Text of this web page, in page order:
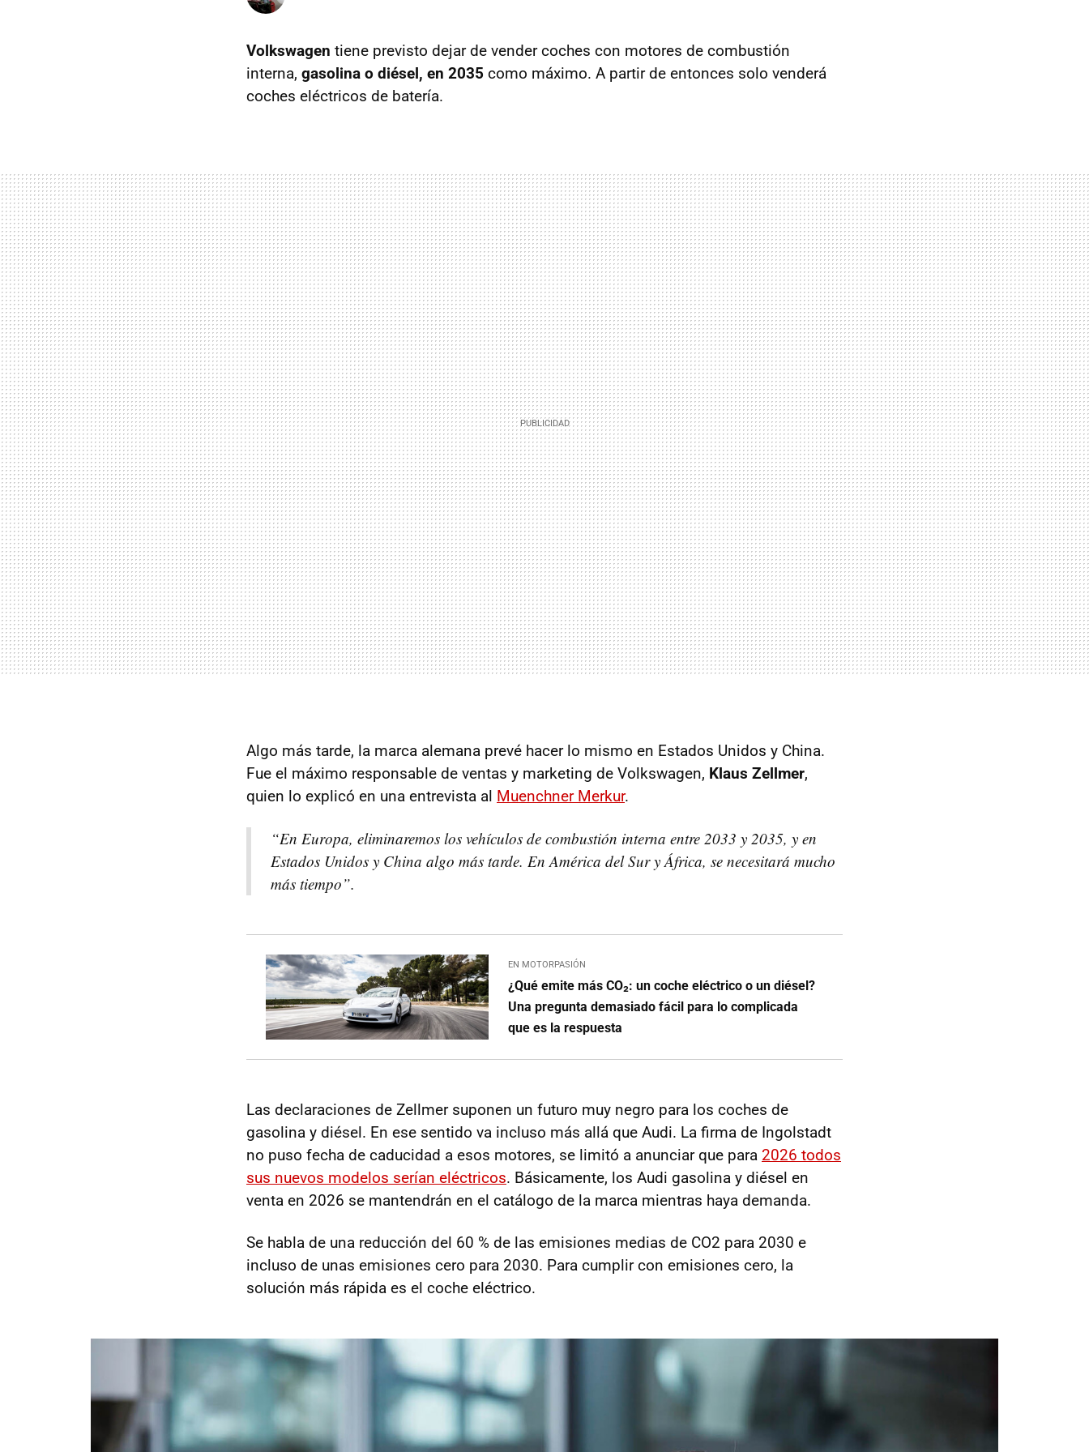
Volkswagen tiene previsto dejar de vender coches con motores de combustión
interna, gasolina o diésel, en 2035 como máximo. A partir de entonces solo venderá
coches eléctricos de batería.
Algo más tarde, la marca alemana prevé hacer lo mismo en Estados Unidos y China.
Fue el máximo responsable de ventas y marketing de Volkswagen, Klaus Zellmer,
quien lo explicó en una entrevista al Muenchner Merkur.
“En Europa, eliminaremos los vehículos de combustión interna entre 2033 y 2035, y en
Estados Unidos y China algo más tarde. En América del Sur y África, se necesitará mucho
más tiempo”.
EN MOTORPASIÓN
¿Qué emite más CO₂: un coche eléctrico o un diésel?
Una pregunta demasiado fácil para lo complicada
que es la respuesta
Las declaraciones de Zellmer suponen un futuro muy negro para los coches de
gasolina y diésel. En ese sentido va incluso más allá que Audi. La firma de Ingolstadt
no puso fecha de caducidad a esos motores, se limitó a anunciar que para 2026 todos
sus nuevos modelos serían eléctricos. Básicamente, los Audi gasolina y diésel en
venta en 2026 se mantendrán en el catálogo de la marca mientras haya demanda.
Se habla de una reducción del 60 % de las emisiones medias de CO2 para 2030 e
incluso de unas emisiones cero para 2030. Para cumplir con emisiones cero, la
solución más rápida es el coche eléctrico.